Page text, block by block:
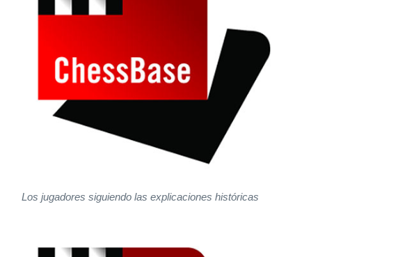
Los jugadores siguiendo las explicaciones históricas